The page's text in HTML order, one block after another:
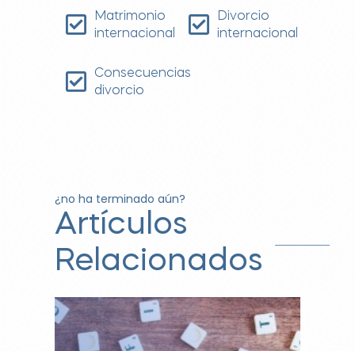
Matrimonio
internacional
Divorcio
internacional
Consecuencias
divorcio
¿no ha terminado aún?
Artículos
Relacionados